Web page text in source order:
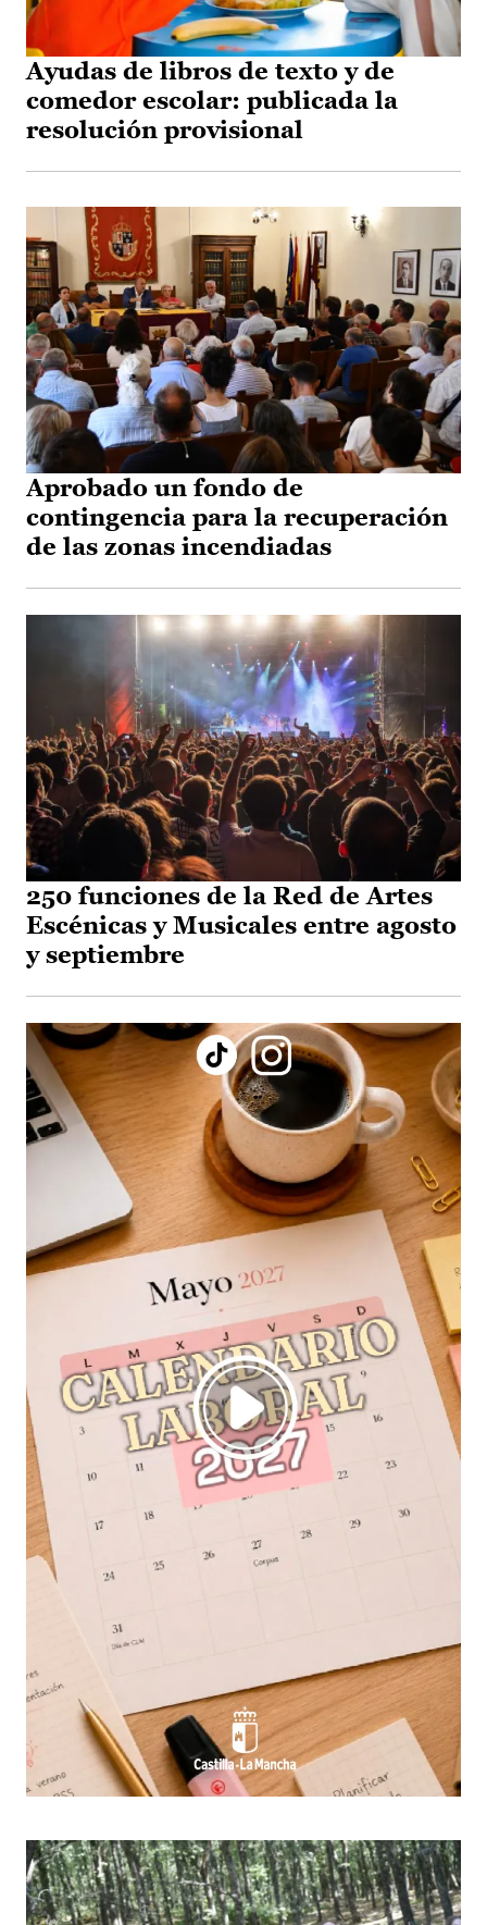
Ayudas de libros de texto y de
comedor escolar: publicada la
resolución provisional
Aprobado un fondo de
contingencia para la recuperación
de las zonas incendiadas
250 funciones de la Red de Artes
Escénicas y Musicales entre agosto
y septiembre